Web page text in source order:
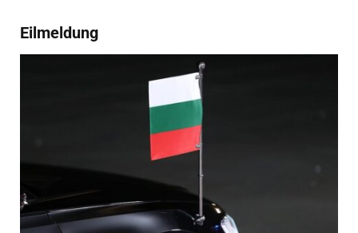
Eilmeldung